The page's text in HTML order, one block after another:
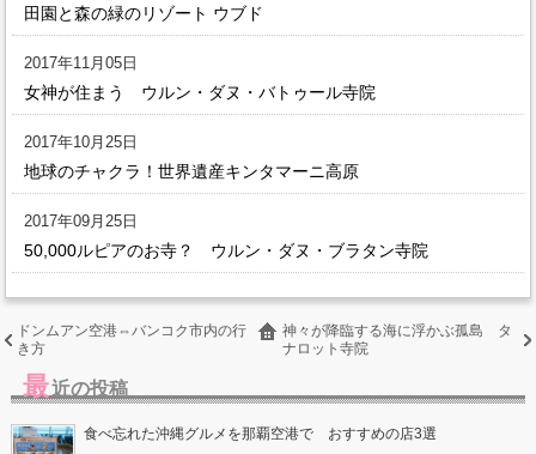
田園と森の緑のリゾート ウブド
2017年11月05日
女神が住まう ウルン・ダヌ・バトゥール寺院
2017年10月25日
地球のチャクラ！世界遺産キンタマーニ高原
2017年09月25日
50,000ルピアのお寺？ ウルン・ダヌ・ブラタン寺院
ドンムアン空港⇔バンコク市内の行
き方
神々が降臨する海に浮かぶ孤島 タ
ナロット寺院
最近の投稿
食べ忘れた沖縄グルメを那覇空港で おすすめの店3選